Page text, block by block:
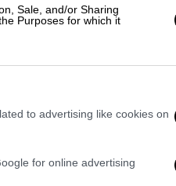
Sale, and/or Sharing
Purposes for which it
to advertising like cookies on
for online advertising
και το
αφορούν την